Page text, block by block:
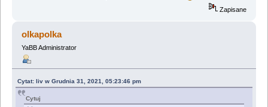
Zapisane
olkapolka
YaBB Administrator
Cytat: liv w Grudnia 31, 2021, 05:23:46 pm
Cytuj